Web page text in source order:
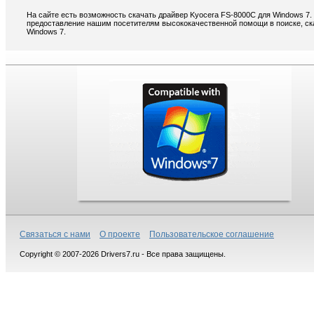
На сайте есть возможность скачать драйвер Kyocera FS-8000C для Windows
предоставление нашим посетителям высококачественной помощи в поиске,
Windows 7.
Связаться с нами О проекте Пользовательское соглашение
Copyright © 2007-2026 Drivers7.ru - Все права защищены.